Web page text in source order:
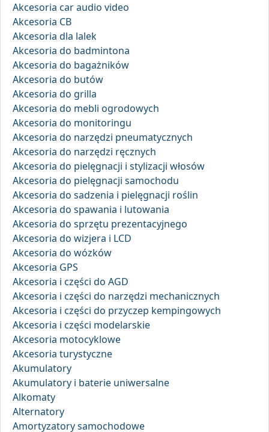
Akcesoria car audio video
Akcesoria CB
Akcesoria dla lalek
Akcesoria do badmintona
Akcesoria do bagażników
Akcesoria do butów
Akcesoria do grilla
Akcesoria do mebli ogrodowych
Akcesoria do monitoringu
Akcesoria do narzędzi pneumatycznych
Akcesoria do narzędzi ręcznych
Akcesoria do pielęgnacji i stylizacji włosów
Akcesoria do pielęgnacji samochodu
Akcesoria do sadzenia i pielęgnacji roślin
Akcesoria do spawania i lutowania
Akcesoria do sprzętu prezentacyjnego
Akcesoria do wizjera i LCD
Akcesoria do wózków
Akcesoria GPS
Akcesoria i części do AGD
Akcesoria i części do narzędzi mechanicznych
Akcesoria i części do przyczep kempingowych
Akcesoria i części modelarskie
Akcesoria motocyklowe
Akcesoria turystyczne
Akumulatory
Akumulatory i baterie uniwersalne
Alkomaty
Alternatory
Amortyzatory samochodowe